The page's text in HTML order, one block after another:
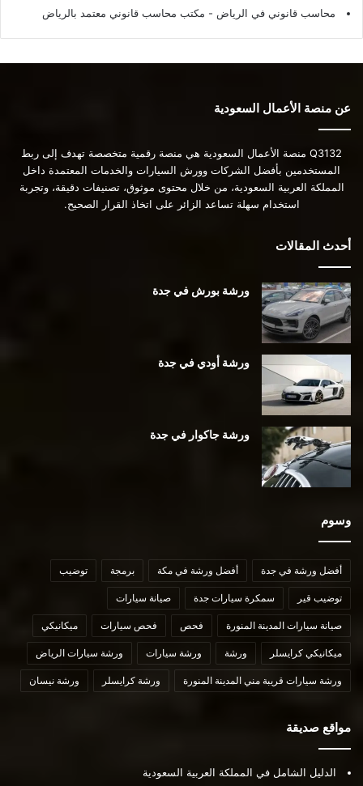
محاسب قانوني في الرياض - مكتب محاسب قانوني معتمد بالرياض
عن منصة الأعمال السعودية
Q3132 منصة الأعمال السعودية هي منصة رقمية متخصصة تهدف إلى ربط
المستخدمين بأفضل الشركات وورش السيارات والخدمات المعتمدة داخل
المملكة العربية السعودية، من خلال محتوى موثوق، تصنيفات دقيقة، وتجربة
استخدام سهلة تساعد الزائر على اتخاذ القرار الصحيح.
أحدث المقالات
ورشة بورش في جدة
ورشة أودي في جدة
ورشة جاكوار في جدة
وسوم
أفضل ورشة في جدة أفضل ورشة في مكة برمجة توضيب
توضيب قير سمكرة سيارات جدة صيانة سيارات
صيانة سيارات المدينة المنورة فحص فحص سيارات ميكانيكي
ميكانيكي كرايسلر ورشة ورشة سيارات ورشة سيارات الرياض
ورشة سيارات قريبة مني المدينة المنورة ورشة كرايسلر ورشة نيسان
مواقع صديقة
الدليل الشامل في المملكة العربية السعودية